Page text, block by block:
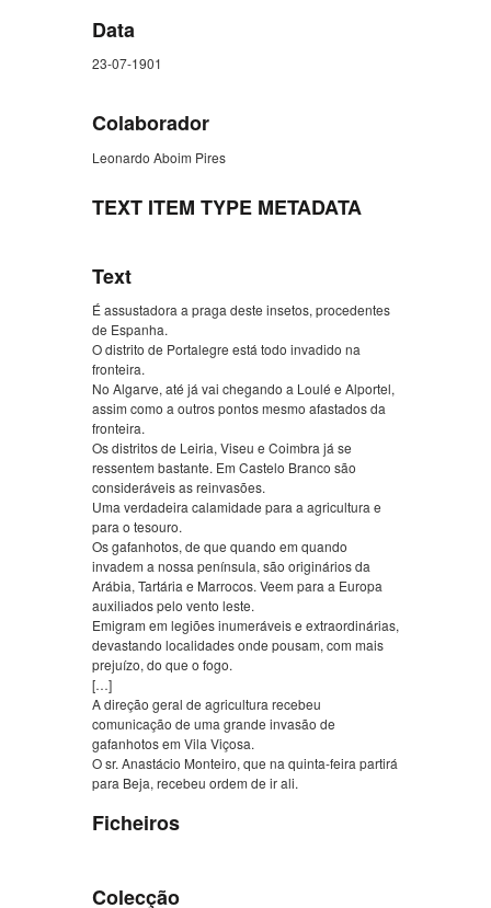
Data
23-07-1901
Colaborador
Leonardo Aboim Pires
TEXT ITEM TYPE METADATA
Text
É assustadora a praga deste insetos, procedentes
de Espanha.
O distrito de Portalegre está todo invadido na
fronteira.
No Algarve, até já vai chegando a Loulé e Alportel,
assim como a outros pontos mesmo afastados da
fronteira.
Os distritos de Leiria, Viseu e Coimbra já se
ressentem bastante. Em Castelo Branco são
consideráveis as reinvasões.
Uma verdadeira calamidade para a agricultura e
para o tesouro.
Os gafanhotos, de que quando em quando
invadem a nossa península, são originários da
Arábia, Tartária e Marrocos. Veem para a Europa
auxiliados pelo vento leste.
Emigram em legiões inumeráveis e extraordinárias,
devastando localidades onde pousam, com mais
prejuízo, do que o fogo.
[…]
A direção geral de agricultura recebeu
comunicação de uma grande invasão de
gafanhotos em Vila Viçosa.
O sr. Anastácio Monteiro, que na quinta-feira partirá
para Beja, recebeu ordem de ir ali.
Ficheiros
Colecção